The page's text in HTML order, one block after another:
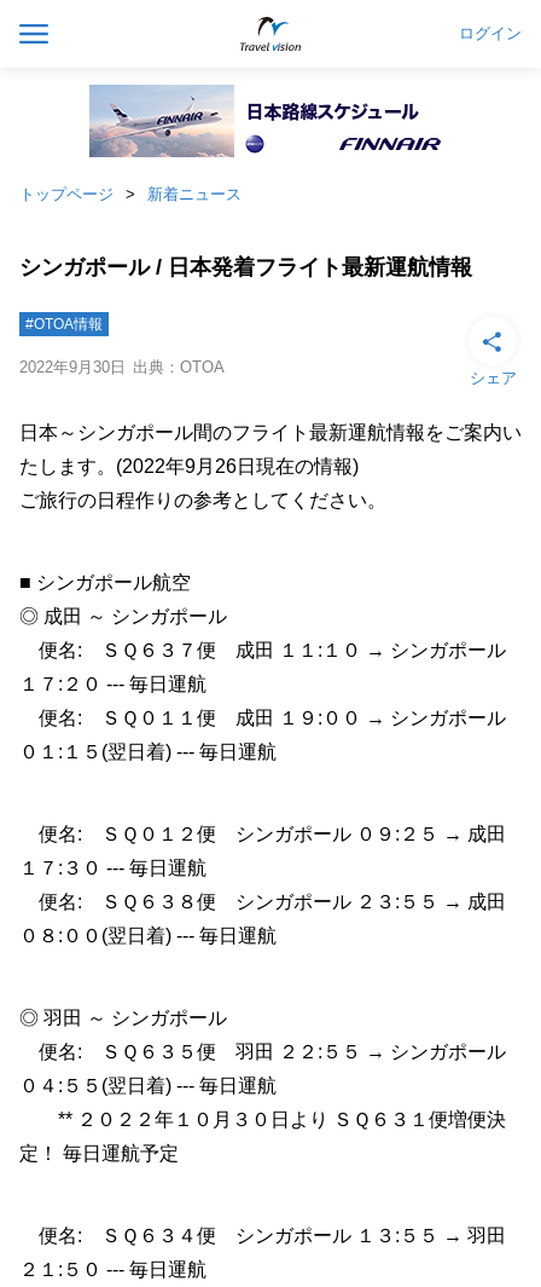
ログイン
トップページ 新着ニュース
シンガポール / 日本発着フライト最新運航情報
#OTOA情報
2022年9月30日 出典：OTOA
シェア
日本～シンガポール間のフライト最新運航情報をご案内い
たします。(2022年9月26日現在の情報)
ご旅行の日程作りの参考としてください。
■ シンガポール航空
◎ 成田 ～ シンガポール
便名: ＳＱ６３７便 成田 １１:１０ → シンガポール
１７:２０ --- 毎日運航
便名: ＳＱ０１１便 成田 １９:００ → シンガポール
０１:１５(翌日着) --- 毎日運航
便名: ＳＱ０１２便 シンガポール ０９:２５ → 成田
１７:３０ --- 毎日運航
便名: ＳＱ６３８便 シンガポール ２３:５５ → 成田
０８:００(翌日着) --- 毎日運航
◎ 羽田 ～ シンガポール
便名: ＳＱ６３５便 羽田 ２２:５５ → シンガポール
０４:５５(翌日着) --- 毎日運航
** ２０２２年１０月３０日より ＳＱ６３１便増便決
定！ 毎日運航予定
便名: ＳＱ６３４便 シンガポール １３:５５ → 羽田
２１:５０ --- 毎日運航